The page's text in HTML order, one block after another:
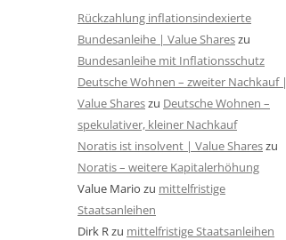
Rückzahlung inflationsindexierte
Bundesanleihe | Value Shareszu
Bundesanleihe mit Inflationsschutz
Deutsche Wohnen – zweiter Nachkauf |
Value Shareszu Deutsche Wohnen –
spekulativer, kleiner Nachkauf
Noratis ist insolvent | Value Shareszu
Noratis – weitere Kapitalerhöhung
Value Mario zu mittelfristige
Staatsanleihen
Dirk Rzu mittelfristige Staatsanleihen